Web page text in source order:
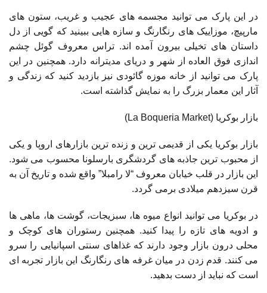
در این پارک می توانید مجسمه های عجیب و غریب، ستون های
مارپیچ، موزاییک های رنگارنگ و سازه هایی ببینید که گویی از دل
داستان های تخیلی بیرون آمده اند. تراس معروف گوئل چشم
اندازی فوق العاده از شهر و دریای مدیترانه دارد. همچنین در این
پارک می توانید از خانه موزه گائودی نیز بازدید کنید که زندگی و
آثار این معمار بزرگ را به نمایش گذاشته است.
بازار بوکریا (La Boqueria Market)
بازار بوکریا یکی از قدیمی ترین و زنده ترین بازارهای اروپا و یکی
از محبوب ترین جاذبه های گردشگری بارسلونا محسوب می شود.
این بازار در قلب خیابان معروف “لا رامبلا” واقع شده و تاریخ آن به
قرن سیزدهم میلادی برمی گردد.
در بوکریا می توانید انواع میوه ها، سبزیجات، گوشت ها، ماهی ها
و ادویه های تازه را پیدا کنید. همچنین رستوران های کوچک و
محلی درون بازار وجود دارند که غذاهای سنتی اسپانیایی را سرو
می کنند. قدم زدن در میان غرفه های رنگارنگ این بازار تجربه ای
است که نباید از دست بدهید.